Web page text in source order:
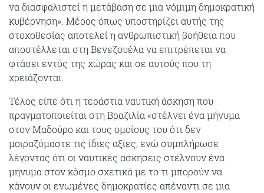
να διασφαλιστεί η μετάβαση σε μια νόμιμη δημοκρατική
κυβέρνηση». Μέρος όπως υποστηρίζει αυτής της
στοχοθεσίας αποτελεί η ανθρωπιστική βοήθεια που
αποστέλλεται στη Βενεζουέλα να επιτρέπεται να
φτάσει εντός της χώρας και σε αυτούς που τη
χρειάζονται.
Τέλος είπε ότι η τεράστια ναυτική άσκηση που
πραγματοποιείται στη Βραζιλία «στέλνει ένα μήνυμα
στον Μαδούρο και τους ομοίους του ότι δεν
μοιραζόμαστε τις ίδιες αξίες, ενώ συμπλήρωσε
λέγοντας ότι οι ναυτικές ασκήσεις στέλνουν ένα
μήνυμα στον κόσμο σχετικά με το τι μπορούν να
κάνουν οι ενωμένες δημοκρατίες απέναντι σε μια